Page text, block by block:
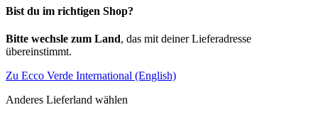
Bist du im richtigen Shop?
Bitte wechsle zum Land, das mit deiner Lieferadresse
übereinstimmt.
Zu Ecco Verde International (English)
Anderes Lieferland wählen